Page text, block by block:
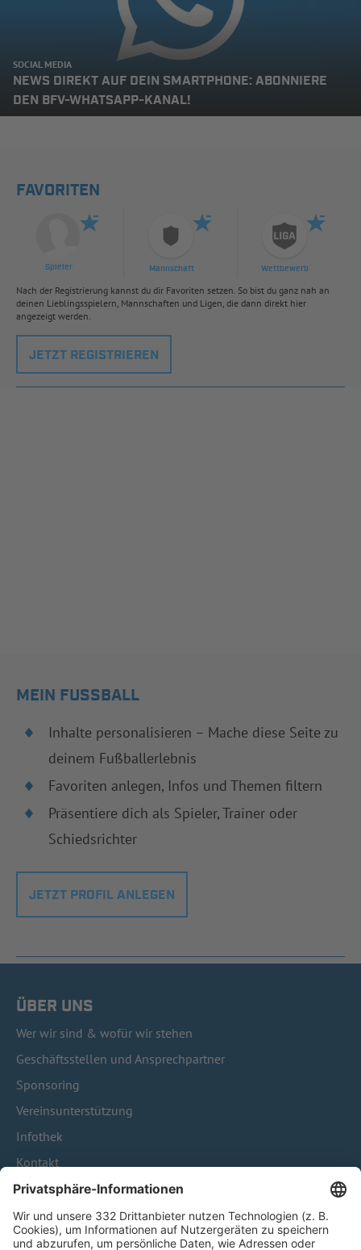
SOCIAL MEDIA
NEWS DIREKT AUF DEIN SMARTPHONE: ABONNIERE
DEN BFV-WHATSAPP-KANAL!
FAVORITEN
Spieler Mannschaft Wettbewerb
Nach der Registrierung kannst du dir Favoriten setzen. So bist du ganz nah an
deinen Lieblingsspielern, Mannschaften und Ligen, die dann direkt hier
angezeigt werden.
JETZT REGISTRIEREN
MEIN FUSSBALL
Inhalte personalisieren – Mache diese Seite zu
deinem Fußballerlebnis
Favoriten anlegen, Infos und Themen filtern
Präsentiere dich als Spieler, Trainer oder
Schiedsrichter
JETZT PROFIL ANLEGEN
ÜBER UNS
Wer wir sind & wofür wir stehen
Geschäftsstellen und Ansprechpartner
Sponsoring
Vereinsunterstützung
Infothek
Kontakt
HÄUFIG BESUCHTE SEITEN
Pässe und Vereinswechsel